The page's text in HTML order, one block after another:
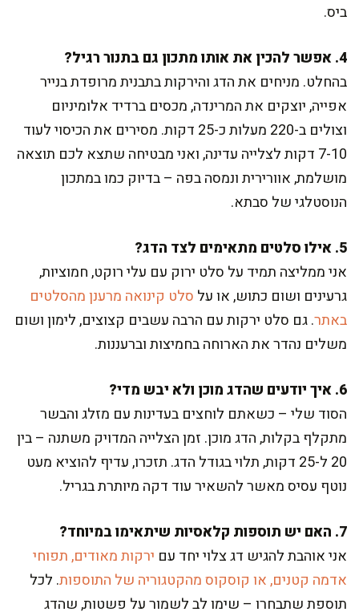
ביס.
4. אפשר להכין את אותו מתכון גם בתנור רגיל?
בהחלט. מניחים את הדג והירקות בתבנית מרופדת בנייר
אפייה, יוצקים את המרינדה, מכסים ברדיד אלומיניום
וצולים ב-220 מעלות כ-25 דקות. מסירים את הכיסוי לעוד
7-10 דקות לצלייה עדינה, ואני מבטיחה שתצא לכם תוצאה
מושלמת, אוורירית ונמסה בפה – בדיוק כמו במתכון
הנוסטלגי של סבתא.
5. אילו סלטים מתאימים לצד הדג?
אני ממליצה תמיד על סלט ירוק עם עלי רוקט, חמוציות,
גרעינים ושום כתוש, או על סלט קינואה מרענן מהסלטים
באתר. גם סלט ירקות עם הרבה עשבים קצוצים, לימון ושום
משלים נהדר את הארוחה בחמיצות וברעננות.
6. איך יודעים שהדג מוכן ולא יבש מדי?
הסוד שלי – כשאתם לוחצים בעדינות עם מזלג והבשר
מתקלף בקלות, הדג מוכן. זמן הצלייה המדויק משתנה – בין
20 ל-25 דקות, תלוי בגודל הדג. תזכרו, עדיף להוציא מעט
נוטף עסיס מאשר להשאיר עוד דקה מיותרת בגריל.
7. האם יש תוספות קלאסיות שיתאימו במיוחד?
אני אוהבת להגיש דג צלוי יחד עם ירקות מאודים, תפוחי
אדמה קטנים, או קוסקוס מהקטגוריה של התוספות. לכל
תוספת שתבחרו – שימו לב לשמור על פשטות, שהדג